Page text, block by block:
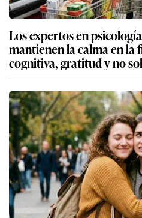
Los expertos en
mantienen la calma en la
cognitiva, gratitud y no